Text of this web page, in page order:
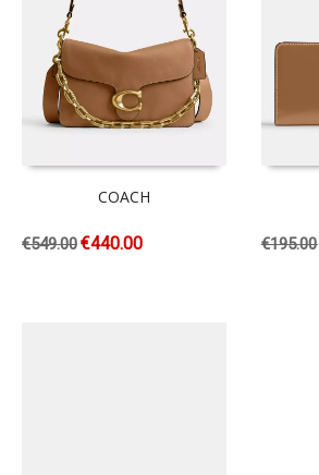
COACH
€549.00€440.00 €195.00